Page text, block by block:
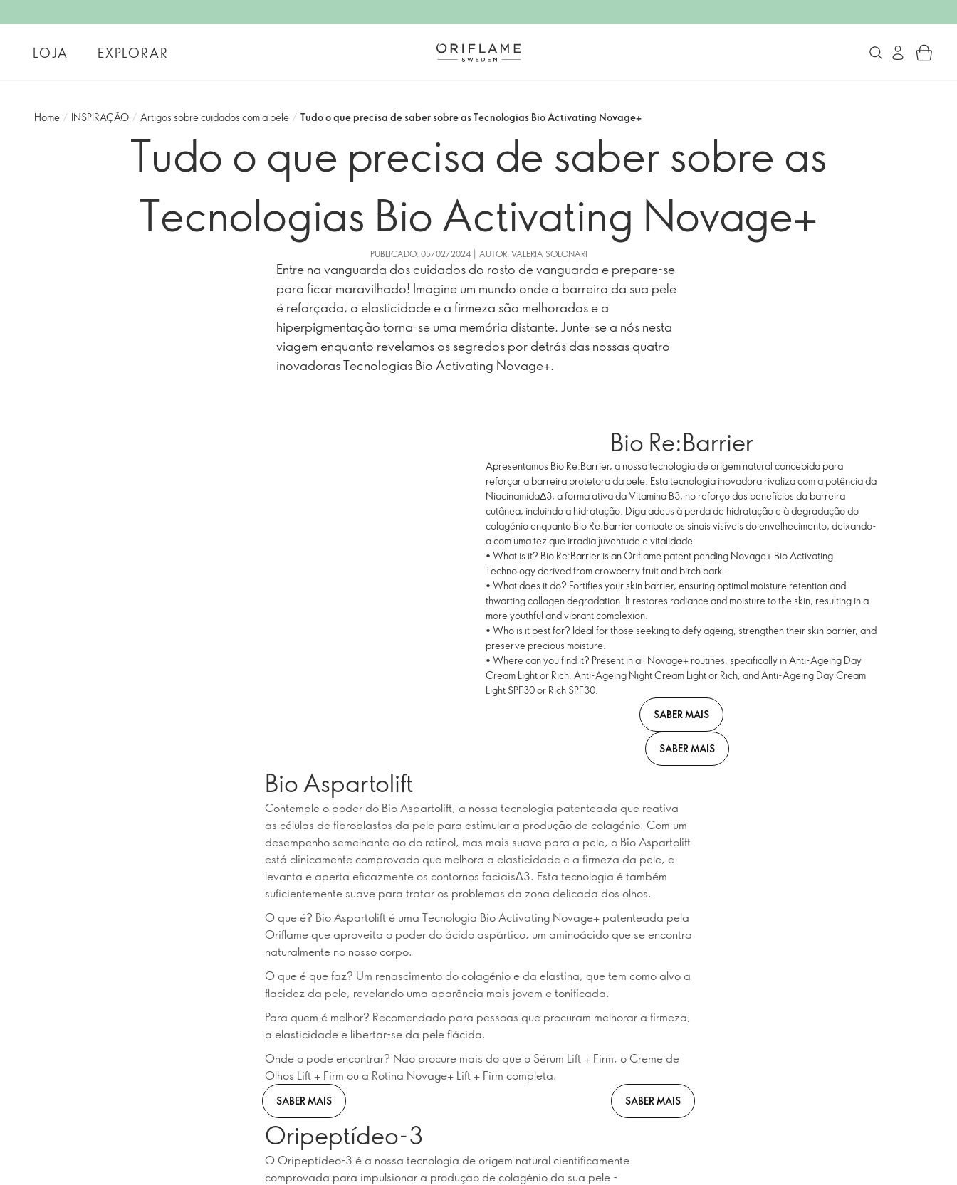
LOJA EXPLORAR
Home / INSPIRAÇÃO / Artigos sobre cuidados com a pele / Tudo o que precisa de saber sobre as Tecnologias Bio Activating Novage+
Tudo o que precisa de saber sobre as
Tecnologias Bio Activating Novage+
PUBLICADO: 05/02/2024 | AUTOR: VALERIA SOLONARI
Entre na vanguarda dos cuidados do rosto de vanguarda e prepare-se
para ficar maravilhado! Imagine um mundo onde a barreira da sua pele
é reforçada, a elasticidade e a firmeza são melhoradas e a
hiperpigmentação torna-se uma memória distante. Junte-se a nós nesta
viagem enquanto revelamos os segredos por detrás das nossas quatro
inovadoras Tecnologias Bio Activating Novage+.
Bio Re:Barrier
Apresentamos Bio Re:Barrier, a nossa tecnologia de origem natural concebida para
reforçar a barreira protetora da pele. Esta tecnologia inovadora rivaliza com a potência da
NiacinamidaΔ3, a forma ativa da Vitamina B3, no reforço dos benefícios da barreira
cutânea, incluindo a hidratação. Diga adeus à perda de hidratação e à degradação do
colagénio enquanto Bio Re:Barrier combate os sinais visíveis do envelhecimento, deixando-
a com uma tez que irradia juventude e vitalidade.
• What is it? Bio Re:Barrier is an Oriflame patent pending Novage+ Bio Activating
Technology derived from crowberry fruit and birch bark.
• What does it do? Fortifies your skin barrier, ensuring optimal moisture retention and
thwarting collagen degradation. It restores radiance and moisture to the skin, resulting in a
more youthful and vibrant complexion.
• Who is it best for? Ideal for those seeking to defy ageing, strengthen their skin barrier, and
preserve precious moisture.
• Where can you find it? Present in all Novage+ routines, specifically in Anti-Ageing Day
Cream Light or Rich, Anti-Ageing Night Cream Light or Rich, and Anti-Ageing Day Cream
Light SPF30 or Rich SPF30.
SABER MAIS
SABER MAIS
Bio Aspartolift
Contemple o poder do Bio Aspartolift, a nossa tecnologia patenteada que reativa
as células de fibroblastos da pele para estimular a produção de colagénio. Com um
desempenho semelhante ao do retinol, mas mais suave para a pele, o Bio Aspartolift
está clinicamente comprovado que melhora a elasticidade e a firmeza da pele, e
levanta e aperta eficazmente os contornos faciaisΔ3. Esta tecnologia é também
suficientemente suave para tratar os problemas da zona delicada dos olhos.
O que é? Bio Aspartolift é uma Tecnologia Bio Activating Novage+ patenteada pela
Oriflame que aproveita o poder do ácido aspártico, um aminoácido que se encontra
naturalmente no nosso corpo.
O que é que faz? Um renascimento do colagénio e da elastina, que tem como alvo a
flacidez da pele, revelando uma aparência mais jovem e tonificada.
Para quem é melhor? Recomendado para pessoas que procuram melhorar a firmeza,
a elasticidade e libertar-se da pele flácida.
Onde o pode encontrar? Não procure mais do que o Sérum Lift + Firm, o Creme de
Olhos Lift + Firm ou a Rotina Novage+ Lift + Firm completa.
SABER MAIS SABER MAIS
Oripeptídeo-3
O Oripeptídeo-3 é a nossa tecnologia de origem natural cientificamente
comprovada para impulsionar a produção de colagénio da sua pele -